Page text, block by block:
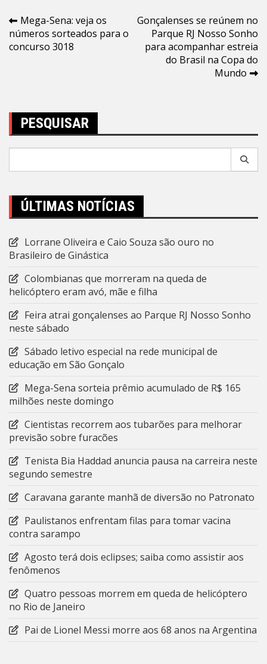
Navegação
de
Mega-Sena: veja os
números sorteados para o
concurso 3018
Gonçalenses se reúnem no
Parque RJ Nosso Sonho
para acompanhar estreia
do Brasil na Copa do
Mundo
PESQUISAR
ÚLTIMAS NOTÍCIAS
Lorrane Oliveira e Caio Souza são ouro no
Brasileiro de Ginástica
Colombianas que morreram na queda de
helicóptero eram avó, mãe e filha
Feira atrai gonçalenses ao Parque RJ Nosso Sonho
neste sábado
Sábado letivo especial na rede municipal de
educação em São Gonçalo
Mega-Sena sorteia prêmio acumulado de R$ 165
milhões neste domingo
Cientistas recorrem aos tubarões para melhorar
previsão sobre furacões
Tenista Bia Haddad anuncia pausa na carreira neste
segundo semestre
Caravana garante manhã de diversão no Patronato
Paulistanos enfrentam filas para tomar vacina
contra sarampo
Agosto terá dois eclipses; saiba como assistir aos
fenômenos
Quatro pessoas morrem em queda de helicóptero
no Rio de Janeiro
Pai de Lionel Messi morre aos 68 anos na Argentina